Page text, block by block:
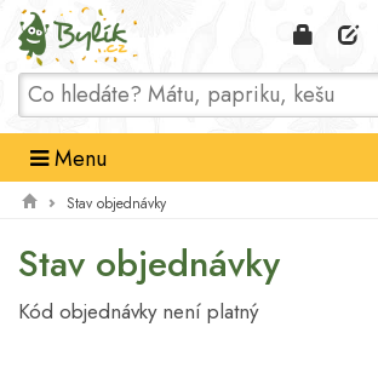
Domů
Menu
Stav objednávky
Stav objednávky
Kód objednávky není platný